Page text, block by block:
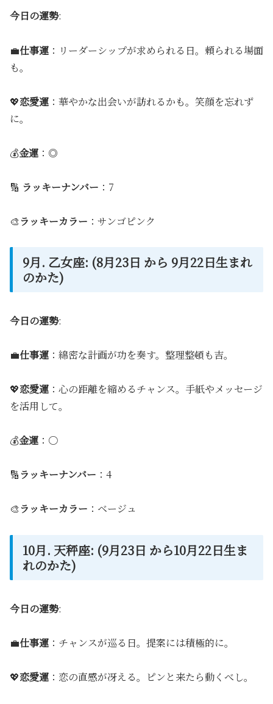
今日の運勢:
💼仕事運 ：リーダーシップが求められる日。頼られる場面
も。
💖恋愛運 ：華やかな出会いが訪れるかも。笑顔を忘れず
に。
💰金運 ：◎
🔢 ラッキーナンバー ：7
🎨 ラッキーカラー ：サンゴピンク
9月. 乙女座: (8月23日 から 9月22日生まれ
のかた)
今日の運勢:
💼仕事運 ：綿密な計画が功を奏す。整理整頓も吉。
💖恋愛運 ：心の距離を縮めるチャンス。手紙やメッセージ
を活用して。
💰金運 ：〇
🔢 ラッキーナンバー ：4
🎨 ラッキーカラー ：ベージュ
10月. 天秤座: (9月23日 から10月22日生ま
れのかた)
今日の運勢:
💼仕事運 ：チャンスが巡る日。提案には積極的に。
💖恋愛運 ：恋の直感が冴える。ピンと来たら動くべし。